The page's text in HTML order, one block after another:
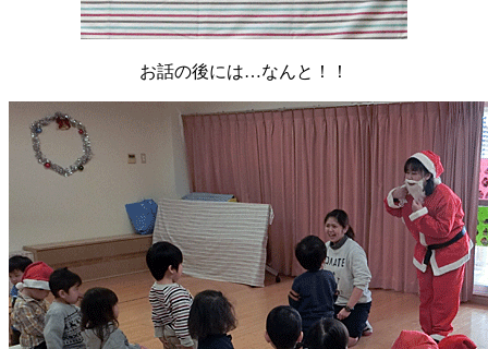
お話の後には…なんと！！